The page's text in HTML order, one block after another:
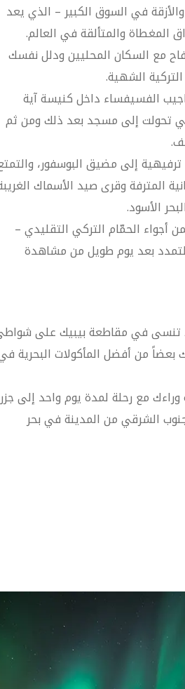
في السوق الكبير – الذي يعد
المغطاة والمتألقة في العالم.
مع السكان المحليين ودلل نفسك
الشهية.
الفسيفساء داخل كنيسة آية
تحولت إلى مسجد بعد ذلك ومن ثم
ترفيهية إلى مضيق البوسفور،
المترفة وقرى صيد الأسماك
الأسود.
أجواء الحمّام التركي التقليدي –
بعد يوم طويل من مشاهدة
تنسى في مقاطعة بيبيك على
بعضاً من أفضل المأكولات البحرية
مع رحلة لمدة يوم واحد إلى جزر
الشرقي من المدينة في بحر